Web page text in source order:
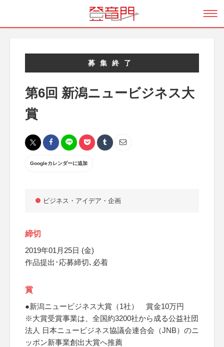
募集終了
第6回 新潟ニュービジネス大
賞
Googleカレンダーに追加
ビジネス・アイデア・企画
締切
2019年01月25日 (金)
作品提出･応募締切､必着
賞
●新潟ニュービジネス大賞（1社） 賞金10万円
※大賞受賞事業は、全国約3200社から成る公益社団
法人 日本ニュービジネス協議会連合会（JNB）のニ
ッポン新事業創出大賞へ推薦